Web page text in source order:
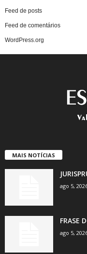
Feed de posts
Feed de comentários
WordPress.org
MAIS NOTÍCIAS
ago 5,
FRASE
ago 5,